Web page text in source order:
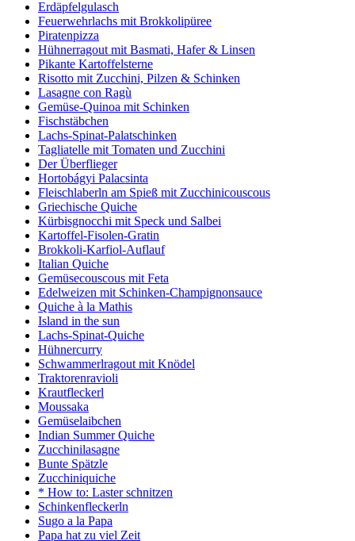
Erdäpfelgulasch
Feuerwehrlachs mit Brokkolipüree
Piratenpizza
Hühnerragout mit Basmati, Hafer & Linsen
Pikante Kartoffelsterne
Risotto mit Zucchini, Pilzen & Schinken
Lasagne con Ragù
Gemüse-Quinoa mit Schinken
Fischstäbchen
Lachs-Spinat-Palatschinken
Tagliatelle mit Tomaten und Zucchini
Der Überflieger
Hortobágyi Palacsinta
Fleischlaberln am Spieß mit Zucchinicouscous
Griechische Quiche
Kürbisgnocchi mit Speck und Salbei
Kartoffel-Fisolen-Gratin
Brokkoli-Karfiol-Auflauf
Italian Quiche
Gemüsecouscous mit Feta
Edelweizen mit Schinken-Champignonsauce
Quiche à la Mathis
Island in the sun
Lachs-Spinat-Quiche
Hühnercurry
Schwammerlragout mit Knödel
Traktorenravioli
Krautfleckerl
Moussaka
Gemüselaibchen
Indian Summer Quiche
Zucchinilasagne
Bunte Spätzle
Zucchiniquiche
* How to: Laster schnitzen
Schinkenfleckerln
Sugo a la Papa
Papa hat zu viel Zeit